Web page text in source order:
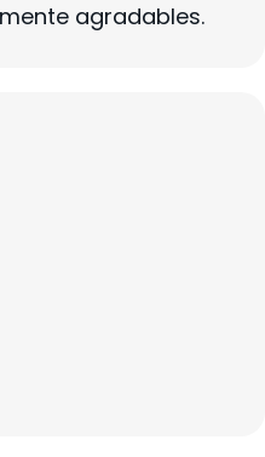
agradables.